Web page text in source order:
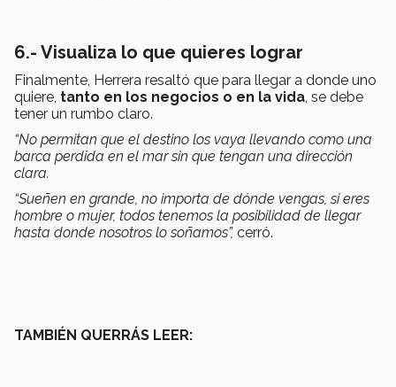
6.- Visualiza lo que quieres lograr
Finalmente, Herrera resaltó que para llegar a donde uno
quiere, tanto en los negocios o en la vida, se debe
tener un rumbo claro.
“No permitan que el destino los vaya llevando como una
barca perdida en el mar sin que tengan una dirección
clara.
“Sueñen en grande, no importa de dónde vengas, si eres
hombre o mujer, todos tenemos la posibilidad de llegar
hasta donde nosotros lo soñamos”, cerró.
TAMBIÉN QUERRÁS LEER: